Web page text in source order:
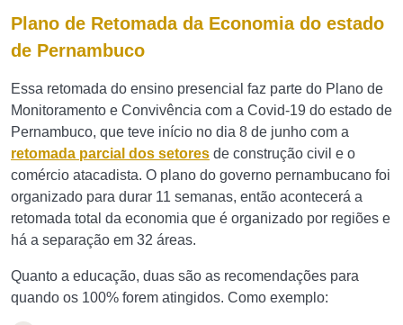
Plano de Retomada da Economia do estado
de Pernambuco
Essa retomada do ensino presencial faz parte do Plano de
Monitoramento e Convivência com a Covid-19 do estado de
Pernambuco, que teve início no dia 8 de junho com a
retomada parcial dos setores de construção civil e o
comércio atacadista. O plano do governo pernambucano foi
organizado para durar 11 semanas, então acontecerá a
retomada total da economia que é organizado por regiões e
há a separação em 32 áreas.
Quanto a educação, duas são as recomendações para
quando os 100% forem atingidos. Como exemplo: